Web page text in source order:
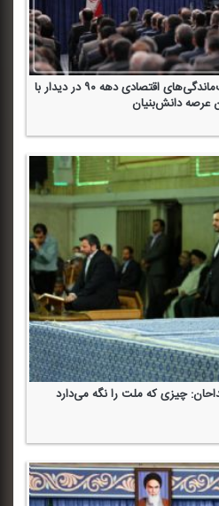
تأكید رهبر انقلاب بر جبران عقب‌ماندگی‌های اقتصادی دهه ۹۰ در دیدار با
عرصه دانش‌بنیان
چیزی كه ملت را نگه می‌دارد